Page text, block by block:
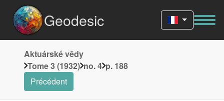
Geodesic
Aktuárské vědy
Tome 3 (1932) no. 4 p. 188
Précédent